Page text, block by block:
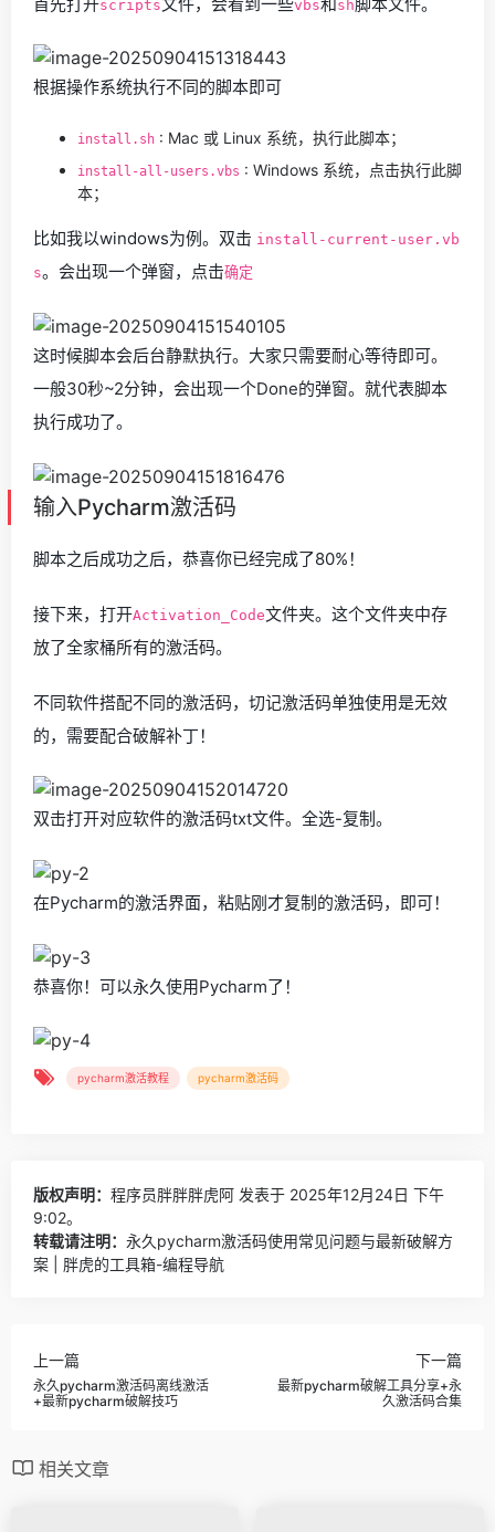
scripts vbs sh
根据操作系统执行不同的脚本即可
install.sh : Mac 或 Linux 系统，执行此脚本；
install-all-users.vbs : Windows 系统，点击执行此脚
本；
比如我以windows为例。双击 install-current-user.vb
s。会出现一个弹窗，点击确定
这时候脚本会后台静默执行。大家只需要耐心等待即可。
一般30秒~2分钟，会出现一个Done的弹窗。就代表脚本
执行成功了。
输入Pycharm激活码
脚本之后成功之后，恭喜你已经完成了80%！
接下来，打开Activation_Code文件夹。这个文件夹中存
放了全家桶所有的激活码。
不同软件搭配不同的激活码，切记激活码单独使用是无效
的，需要配合破解补丁！
双击打开对应软件的激活码txt文件。全选-复制。
在Pycharm的激活界面，粘贴刚才复制的激活码，即可！
恭喜你！可以永久使用Pycharm了！
pycharm激活教程 pycharm激活码
版权声明： 程序员胖胖胖虎阿 发表于 2025年12月24日 下午
9:02。
转载请注明： 永久pycharm激活码使用常见问题与最新破解方
案 | 胖虎的工具箱-编程导航
上一篇
永久pycharm激活码离线激活
+最新pycharm破解技巧
下一篇
最新pycharm破解工具分享+永
久激活码合集
相关文章